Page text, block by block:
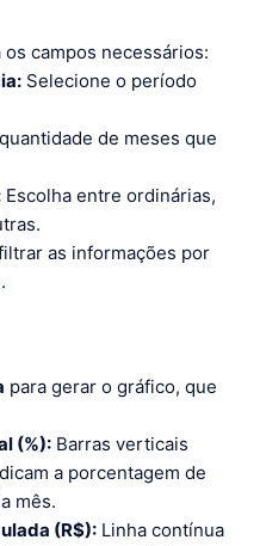
campos necessários:
Selecione o período
de meses que
Escolha entre ordinárias,
as informações por
para gerar o gráfico, que
(%): Barras verticais
a porcentagem de
mês.
(R$): Linha contínua